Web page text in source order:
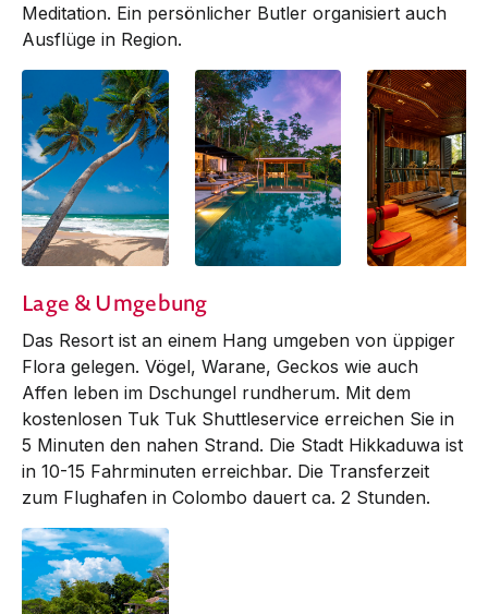
Meditation. Ein persönlicher Butler organisiert auch
Ausflüge in Region.
Lage & Umgebung
Das Resort ist an einem Hang umgeben von üppiger
Flora gelegen. Vögel, Warane, Geckos wie auch
Affen leben im Dschungel rundherum. Mit dem
kostenlosen Tuk Tuk Shuttleservice erreichen Sie in
5 Minuten den nahen Strand. Die Stadt Hikkaduwa ist
in 10-15 Fahrminuten erreichbar. Die Transferzeit
zum Flughafen in Colombo dauert ca. 2 Stunden.